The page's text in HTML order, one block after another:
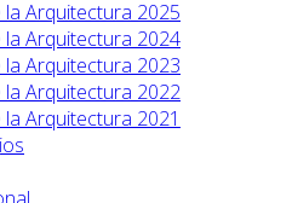
la Arquitectura 2025
la Arquitectura 2024
la Arquitectura 2023
la Arquitectura 2022
la Arquitectura 2021